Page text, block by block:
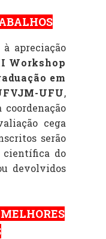
apreciação
Workshop
em
UFU,
coordenação
cega
serão
científica do
devolvidos